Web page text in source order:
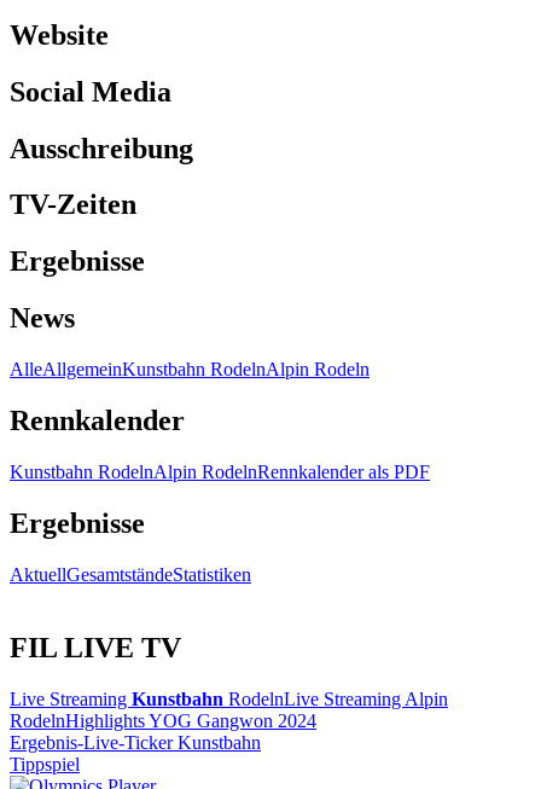
Website
Social Media
Ausschreibung
TV-Zeiten
Ergebnisse
News
AlleAllgemeinKunstbahn RodelnAlpin Rodeln
Rennkalender
Kunstbahn RodelnAlpin RodelnRennkalender als PDF
Ergebnisse
AktuellGesamtständeStatistiken
FIL LIVE TV
Live Streaming Kunstbahn RodelnLive Streaming Alpin
RodelnHighlights YOG Gangwon 2024
Ergebnis-Live-Ticker Kunstbahn
Tippspiel